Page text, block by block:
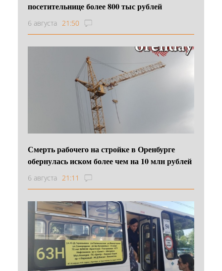
посетительнице более 800 тыс рублей
6 августа 21:50
Смерть рабочего на стройке в Оренбурге
обернулась иском более чем на 10 млн рублей
6 августа 21:11